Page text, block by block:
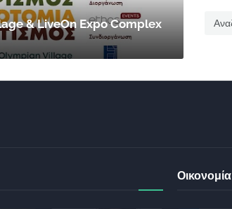
& LiveOn Expo Complex
Οικονομία